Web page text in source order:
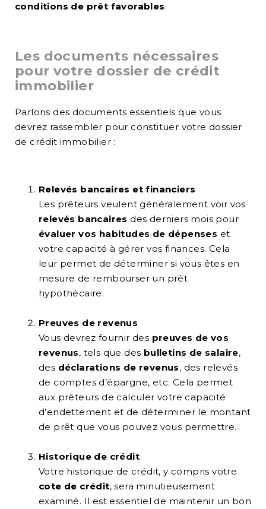
conditions de prêt favorables.
Les documents nécessaires
pour votre dossier de crédit
immobilier
Parlons des documents essentiels que vous
devrez rassembler pour constituer votre dossier
de crédit immobilier :
Relevés bancaires et financiers
Les prêteurs veulent généralement voir vos
relevés bancaires des derniers mois pour
évaluer vos habitudes de dépenses et
votre capacité à gérer vos finances. Cela
leur permet de déterminer si vous êtes en
mesure de rembourser un prêt
hypothécaire.
Preuves de revenus
Vous devrez fournir des preuves de vos
revenus, tels que des bulletins de salaire,
des déclarations de revenus, des relevés
de comptes d’épargne, etc. Cela permet
aux prêteurs de calculer votre capacité
d’endettement et de déterminer le montant
de prêt que vous pouvez vous permettre.
Historique de crédit
Votre historique de crédit, y compris votre
cote de crédit, sera minutieusement
examiné. Il est essentiel de maintenir un bon